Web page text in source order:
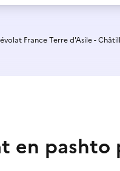
France Terre d'Asile -
en pashto